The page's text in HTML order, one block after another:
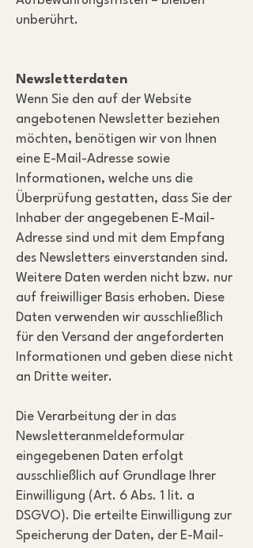
unberührt.
Newsletterdaten
Wenn Sie den auf der Website
angebotenen Newsletter beziehen
möchten, benötigen wir von Ihnen
eine E-Mail-Adresse sowie
Informationen, welche uns die
Überprüfung gestatten, dass Sie der
Inhaber der angegebenen E-Mail-
Adresse sind und mit dem Empfang
des Newsletters einverstanden sind.
Weitere Daten werden nicht bzw. nur
auf freiwilliger Basis erhoben. Diese
Daten verwenden wir ausschließlich
für den Versand der angeforderten
Informationen und geben diese nicht
an Dritte weiter.
Die Verarbeitung der in das
Newsletteranmeldeformular
eingegebenen Daten erfolgt
ausschließlich auf Grundlage Ihrer
Einwilligung (Art. 6 Abs. 1 lit. a
DSGVO). Die erteilte Einwilligung zur
Speicherung der Daten, der E-Mail-